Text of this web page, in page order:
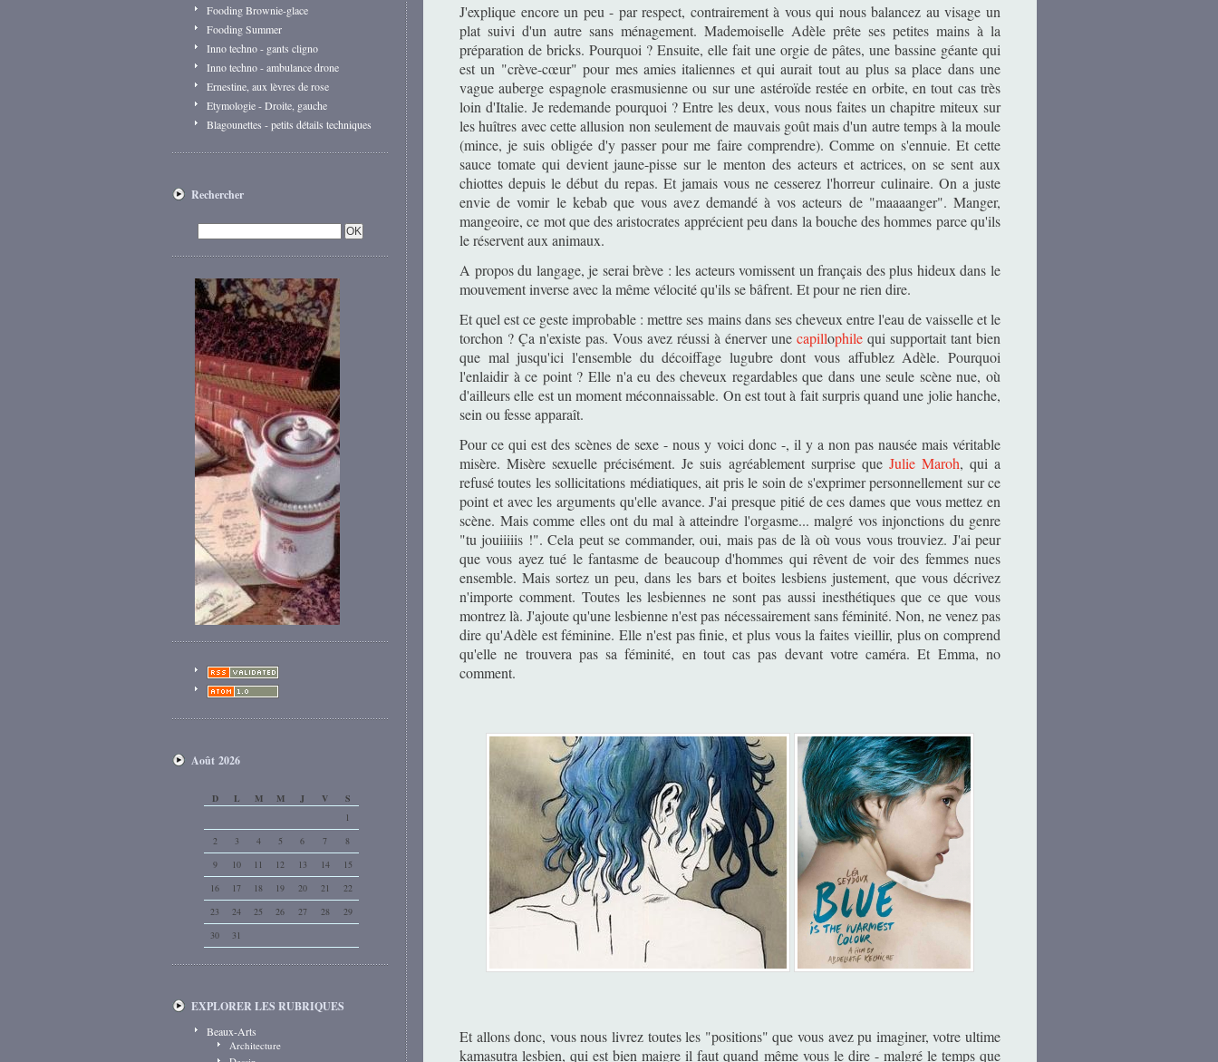
Fooding Brownie-glace
Fooding Summer
Inno techno - gants cligno
Inno techno - ambulance drone
Ernestine, aux lèvres de rose
Etymologie - Droite, gauche
Blagounettes - petits détails techniques
Rechercher
Août 2026
D L M M J V
S
1
2
3 4 5 6 7
8
9
10 11 12 13 14
15
16
17 18 19 20 21
22
23
24 25 26 27 28
29
30
31
EXPLORER LES RUBRIQUES
Beaux-Arts
Architecture
J'explique encore un peu - par respect, contrairement à vous qui nous balancez au visage un
plat suivi d'un autre sans ménagement. Mademoiselle Adèle prête ses petites mains à la
préparation de bricks. Pourquoi ? Ensuite, elle fait une orgie de pâtes, une bassine géante qui
est un "crève-cœur" pour mes amies italiennes et qui aurait tout au plus sa place dans une
vague auberge espagnole erasmusienne ou sur une astéroïde restée en orbite, en tout cas très
loin d'Italie. Je redemande pourquoi ? Entre les deux, vous nous faites un chapitre miteux sur
les huîtres avec cette allusion non seulement de mauvais goût mais d'un autre temps à la moule
(mince, je suis obligée d'y passer pour me faire comprendre). Comme on s'ennuie. Et cette
sauce tomate qui devient jaune-pisse sur le menton des acteurs et actrices, on se sent aux
chiottes depuis le début du repas. Et jamais vous ne cesserez l'horreur culinaire. On a juste
envie de vomir le kebab que vous avez demandé à vos acteurs de "maaaanger". Manger,
mangeoire, ce mot que des aristocrates apprécient peu dans la bouche des hommes parce qu'ils
le réservent aux animaux.
A propos du langage, je serai brève : les acteurs vomissent un français des plus hideux dans le
mouvement inverse avec la même vélocité qu'ils se bâfrent. Et pour ne rien dire.
Et quel est ce geste improbable : mettre ses mains dans ses cheveux entre l'eau de vaisselle et le
torchon ? Ça n'existe pas. Vous avez réussi à énerver une capillophile qui supportait tant bien
que mal jusqu'ici l'ensemble du décoiffage lugubre dont vous affublez Adèle. Pourquoi
l'enlaidir à ce point ? Elle n'a eu des cheveux regardables que dans une seule scène nue, où
d'ailleurs elle est un moment méconnaissable. On est tout à fait surpris quand une jolie hanche,
sein ou fesse apparaît.
Pour ce qui est des scènes de sexe - nous y voici donc -, il y a non pas nausée mais véritable
misère. Misère sexuelle précisément. Je suis agréablement surprise que Julie Maroh, qui a
refusé toutes les sollicitations médiatiques, ait pris le soin de s'exprimer personnellement sur ce
point et avec les arguments qu'elle avance. J'ai presque pitié de ces dames que vous mettez en
scène. Mais comme elles ont du mal à atteindre l'orgasme... malgré vos injonctions du genre
"tu jouiiiiis !". Cela peut se commander, oui, mais pas de là où vous vous trouviez. J'ai peur
que vous ayez tué le fantasme de beaucoup d'hommes qui rêvent de voir des femmes nues
ensemble. Mais sortez un peu, dans les bars et boites lesbiens justement, que vous décrivez
n'importe comment. Toutes les lesbiennes ne sont pas aussi inesthétiques que ce que vous
montrez là. J'ajoute qu'une lesbienne n'est pas nécessairement sans féminité. Non, ne venez pas
dire qu'Adèle est féminine. Elle n'est pas finie, et plus vous la faites vieillir, plus on comprend
qu'elle ne trouvera pas sa féminité, en tout cas pas devant votre caméra. Et Emma, no
comment.
Et allons donc, vous nous livrez toutes les "positions" que vous avez pu imaginer, votre ultime
kamasutra lesbien, qui est bien maigre il faut quand même vous le dire - malgré le temps que